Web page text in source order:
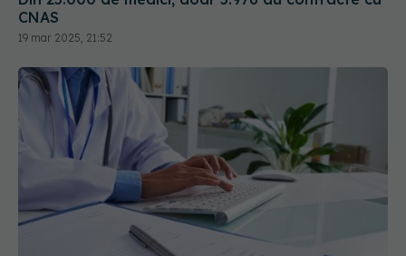
CNAS
19 mar 2025, 21:52